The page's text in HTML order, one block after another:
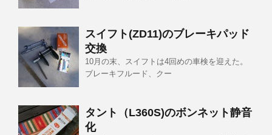
スイフト(ZD11)のブレーキパッド
交換
10月の末、スイフトは4回めの車検を迎えた。
ブレーキフルード、クー
タント（L360S)のボンネット静音
化